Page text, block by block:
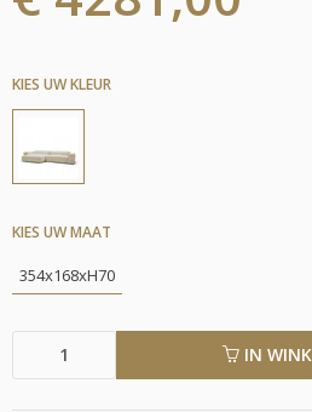
KIES UW KLEUR
KIES UW MAAT
354x168xH70
IN